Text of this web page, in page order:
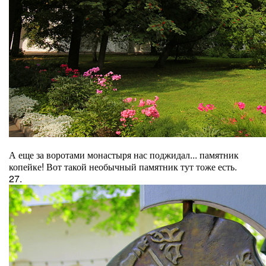
А еще за воротами монастыря нас поджидал... памятник
копейке! Вот такой необычный памятник тут тоже есть.
27.